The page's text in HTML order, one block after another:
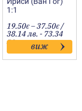
1:1
19.50€ –37.50€Price
range:
19.50€
through
37.50€
/
38.14 лв. - 73.34
лв. виж